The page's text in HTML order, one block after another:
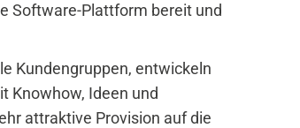
Software-Plattform bereit und
Kundengruppen, entwickeln
Knowhow, Ideen und
attraktive Provision auf die